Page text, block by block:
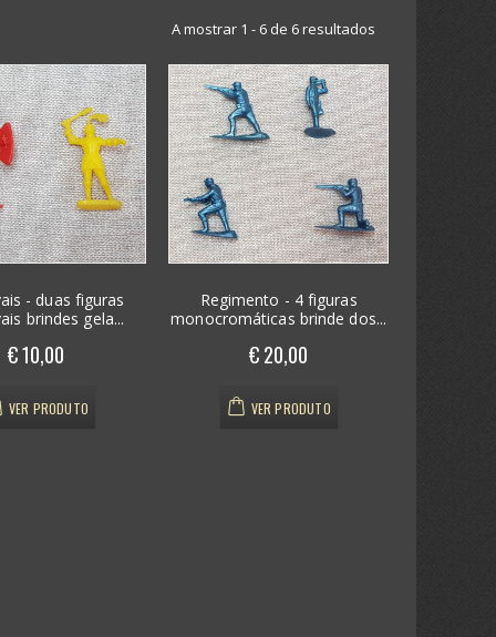
A mostrar 1 - 6 de 6 resultados
- duas figuras
brindes gela...
€ 10,00
VER PRODUTO
Regimento - 4 figuras
monocromáticas brinde dos...
€ 20,00
VER PRODUTO